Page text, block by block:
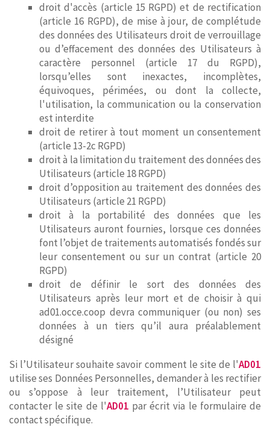
droit d'accès (article 15 RGPD) et de rectification
(article 16 RGPD), de mise à jour, de complétude
des données des Utilisateurs droit de verrouillage
ou d’effacement des données des Utilisateurs à
caractère personnel (article 17 du RGPD),
lorsqu’elles sont inexactes, incomplètes,
équivoques, périmées, ou dont la collecte,
l'utilisation, la communication ou la conservation
est interdite
droit de retirer à tout moment un consentement
(article 13-2c RGPD)
droit à la limitation du traitement des données des
Utilisateurs (article 18 RGPD)
droit d’opposition au traitement des données des
Utilisateurs (article 21 RGPD)
droit à la portabilité des données que les
Utilisateurs auront fournies, lorsque ces données
font l’objet de traitements automatisés fondés sur
leur consentement ou sur un contrat (article 20
RGPD)
droit de définir le sort des données des
Utilisateurs après leur mort et de choisir à qui
ad01.occe.coop devra communiquer (ou non) ses
données à un tiers qu’il aura préalablement
désigné
Si l’Utilisateur souhaite savoir comment le site de l'AD01
utilise ses Données Personnelles, demander à les rectifier
ou s’oppose à leur traitement, l’Utilisateur peut
contacter le site de l'AD01 par écrit via le formulaire de
contact spécifique.